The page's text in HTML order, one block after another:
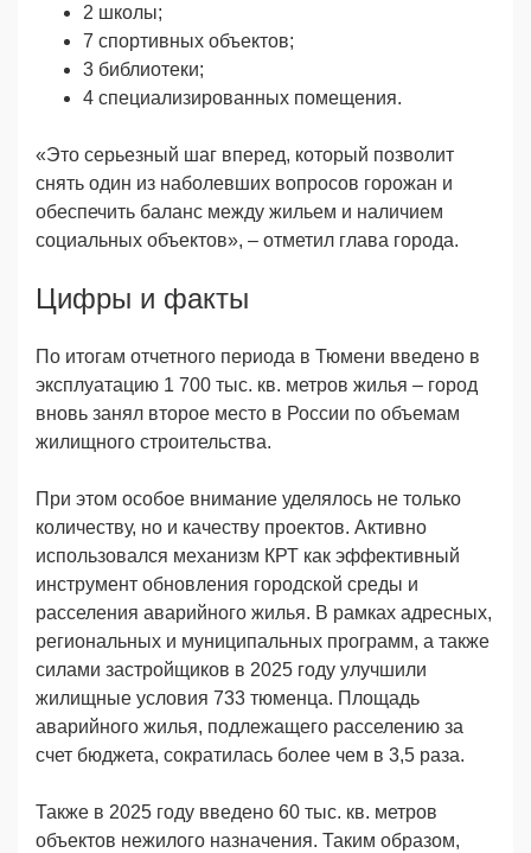
2 школы;
7 спортивных объектов;
3 библиотеки;
4 специализированных помещения.
«Это серьезный шаг вперед, который позволит
снять один из наболевших вопросов горожан и
обеспечить баланс между жильем и наличием
социальных объектов», – отметил глава города.
Цифры и факты
По итогам отчетного периода в Тюмени введено в
эксплуатацию 1 700 тыс. кв. метров жилья – город
вновь занял второе место в России по объемам
жилищного строительства.
При этом особое внимание уделялось не только
количеству, но и качеству проектов. Активно
использовался механизм КРТ как эффективный
инструмент обновления городской среды и
расселения аварийного жилья. В рамках адресных,
региональных и муниципальных программ, а также
силами застройщиков в 2025 году улучшили
жилищные условия 733 тюменца. Площадь
аварийного жилья, подлежащего расселению за
счет бюджета, сократилась более чем в 3,5 раза.
Также в 2025 году введено 60 тыс. кв. метров
объектов нежилого назначения. Таким образом,